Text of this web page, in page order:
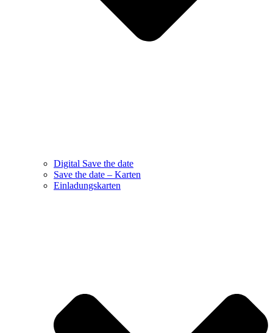
Digital Save the date
Save the date – Karten
Einladungskarten